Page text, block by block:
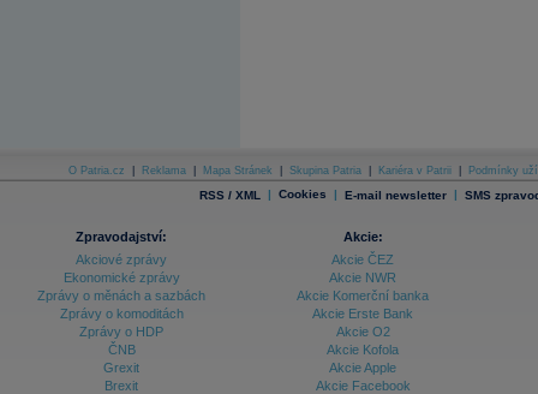
O Patria.cz Reklama Mapa Stránek Skupina Patria Kariéra v Patrii Podmínky
RSS / XML | Cookies | E-mail newsletter | SMS
Zpravodajství:
Akciové zprávy
Ekonomické zprávy
Zprávy o měnách a sazbách
Zprávy o komoditách
Zprávy o HDP
ČNB
Grexit
Brexit
Akcie:
Akcie ČEZ
Akcie NWR
Akcie Komerční banka
Akcie Erste Bank
Akcie O2
Akcie Kofola
Akcie Apple
Akcie Facebook